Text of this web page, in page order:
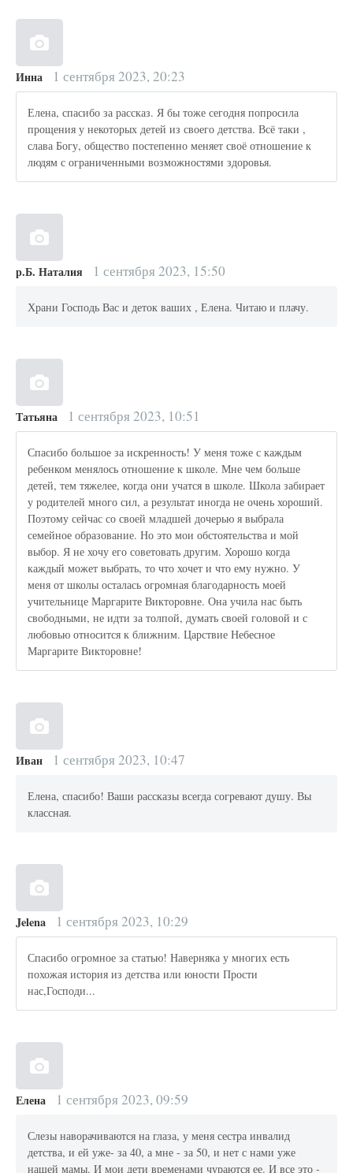
Инна 1 сентября 2023, 20:23
Елена, спасибо за рассказ. Я бы тоже сегодня попросила
прощения у некоторых детей из своего детства. Всё таки ,
слава Богу, общество постепенно меняет своё отношение к
людям с ограниченными возможностями здоровья.
р.Б. Наталия 1 сентября 2023, 15:50
Храни Господь Вас и деток ваших , Елена. Читаю и плачу.
Татьяна 1 сентября 2023, 10:51
Спасибо большое за искренность! У меня тоже с каждым
ребенком менялось отношение к школе. Мне чем больше
детей, тем тяжелее, когда они учатся в школе. Школа забирает
у родителей много сил, а результат иногда не очень хороший.
Поэтому сейчас со своей младшей дочерью я выбрала
семейное образование. Но это мои обстоятельства и мой
выбор. Я не хочу его советовать другим. Хорошо когда
каждый может выбрать, то что хочет и что ему нужно. У
меня от школы осталась огромная благодарность моей
учительнице Маргарите Викторовне. Она учила нас быть
свободными, не идти за толпой, думать своей головой и с
любовью относится к ближним. Царствие Небесное
Маргарите Викторовне!
Иван 1 сентября 2023, 10:47
Елена, спасибо! Ваши рассказы всегда согревают душу. Вы
классная.
Jelena 1 сентября 2023, 10:29
Спасибо огромное за статью! Наверняка у многих есть
похожая история из детства или юности Прости
нас,Господи...
Елена 1 сентября 2023, 09:59
Слезы наворачиваются на глаза, у меня сестра инвалид
детства, и ей уже- за 40, а мне - за 50, и нет с нами уже
нашей мамы. И мои дети временами чураются ее. И все это -